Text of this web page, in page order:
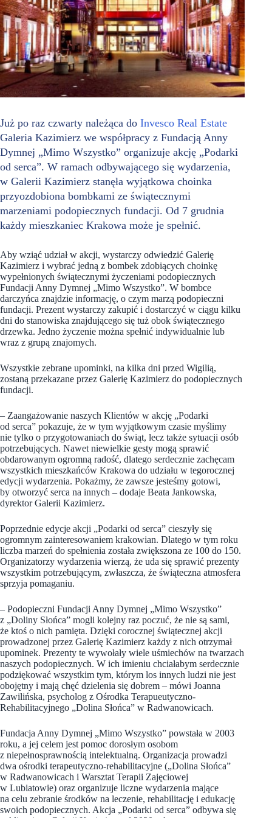
Już po raz czwarty należąca do Invesco Real Estate
Galeria Kazimierz we współpracy z Fundacją Anny
Dymnej „Mimo Wszystko” organizuje akcję „Podarki
od serca”. W ramach odbywającego się wydarzenia,
w Galerii Kazimierz stanęła wyjątkowa choinka
przyozdobiona bombkami ze świątecznymi
marzeniami podopiecznych fundacji. Od 7 grudnia
każdy mieszkaniec Krakowa może je spełnić.
Aby wziąć udział w akcji, wystarczy odwiedzić Galerię
Kazimierz i wybrać jedną z bombek zdobiących choinkę
wypełnionych świątecznymi życzeniami podopiecznych
Fundacji Anny Dymnej „Mimo Wszystko”. W bombce
darczyńca znajdzie informację, o czym marzą podopieczni
fundacji. Prezent wystarczy zakupić i dostarczyć w ciągu kilku
dni do stanowiska znajdującego się tuż obok świątecznego
drzewka. Jedno życzenie można spełnić indywidualnie lub
wraz z grupą znajomych.
Wszystkie zebrane upominki, na kilka dni przed Wigilią,
zostaną przekazane przez Galerię Kazimierz do podopiecznych
fundacji.
– Zaangażowanie naszych Klientów w akcję „Podarki
od serca” pokazuje, że w tym wyjątkowym czasie myślimy
nie tylko o przygotowaniach do świąt, lecz także sytuacji osób
potrzebujących. Nawet niewielkie gesty mogą sprawić
obdarowanym ogromną radość, dlatego serdecznie zachęcam
wszystkich mieszkańców Krakowa do udziału w tegorocznej
edycji wydarzenia. Pokażmy, że zawsze jesteśmy gotowi,
by otworzyć serca na innych – dodaje Beata Jankowska,
dyrektor Galerii Kazimierz.
Poprzednie edycje akcji „Podarki od serca” cieszyły się
ogromnym zainteresowaniem krakowian. Dlatego w tym roku
liczba marzeń do spełnienia została zwiększona ze 100 do 150.
Organizatorzy wydarzenia wierzą, że uda się sprawić prezenty
wszystkim potrzebującym, zwłaszcza, że świąteczna atmosfera
sprzyja pomaganiu.
– Podopieczni Fundacji Anny Dymnej „Mimo Wszystko”
z „Doliny Słońca” mogli kolejny raz poczuć, że nie są sami,
że ktoś o nich pamięta. Dzięki corocznej świątecznej akcji
prowadzonej przez Galerię Kazimierz każdy z nich otrzymał
upominek. Prezenty te wywołały wiele uśmiechów na twarzach
naszych podopiecznych. W ich imieniu chciałabym serdecznie
podziękować wszystkim tym, którym los innych ludzi nie jest
obojętny i mają chęć dzielenia się dobrem – mówi Joanna
Zawilińska, psycholog z Ośrodka Terapueutyczno-
Rehabilitacyjnego „Dolina Słońca” w Radwanowicach.
Fundacja Anny Dymnej „Mimo Wszystko” powstała w 2003
roku, a jej celem jest pomoc dorosłym osobom
z niepełnosprawnością intelektualną. Organizacja prowadzi
dwa ośrodki terapeutyczno-rehabilitacyjne („Dolina Słońca”
w Radwanowicach i Warsztat Terapii Zajęciowej
w Lubiatowie) oraz organizuje liczne wydarzenia mające
na celu zebranie środków na leczenie, rehabilitację i edukację
swoich podopiecznych. Akcja „Podarki od serca” odbywa się